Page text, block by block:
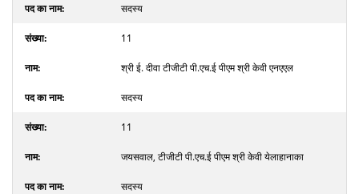
सदस्य
11
श्री ई. दीवा टीजीटी पी.एच.ई पीएम श्री केवी एनएएल
सदस्य
11
जयसवाल, टीजीटी पी.एच.ई पीएम श्री केवी येलाहानाका
सदस्य